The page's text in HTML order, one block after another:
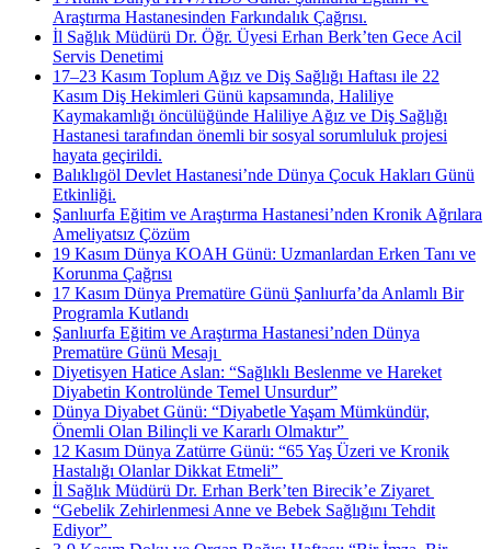
Araştırma Hastanesinden Farkındalık Çağrısı.
İl Sağlık Müdürü Dr. Öğr. Üyesi Erhan Berk’ten Gece Acil
Servis Denetimi
17–23 Kasım Toplum Ağız ve Diş Sağlığı Haftası ile 22
Kasım Diş Hekimleri Günü kapsamında, Haliliye
Kaymakamlığı öncülüğünde Haliliye Ağız ve Diş Sağlığı
Hastanesi tarafından önemli bir sosyal sorumluluk projesi
hayata geçirildi.
Balıklıgöl Devlet Hastanesi’nde Dünya Çocuk Hakları Günü
Etkinliği.
Şanlıurfa Eğitim ve Araştırma Hastanesi’nden Kronik Ağrılara
Ameliyatsız Çözüm
19 Kasım Dünya KOAH Günü: Uzmanlardan Erken Tanı ve
Korunma Çağrısı
17 Kasım Dünya Prematüre Günü Şanlıurfa’da Anlamlı Bir
Programla Kutlandı
Şanlıurfa Eğitim ve Araştırma Hastanesi’nden Dünya
Prematüre Günü Mesajı ​
Diyetisyen Hatice Aslan: “Sağlıklı Beslenme ve Hareket
Diyabetin Kontrolünde Temel Unsurdur”
Dünya Diyabet Günü: “Diyabetle Yaşam Mümkündür,
Önemli Olan Bilinçli ve Kararlı Olmaktır” ​
12 Kasım Dünya Zatürre Günü: “65 Yaş Üzeri ve Kronik
Hastalığı Olanlar Dikkat Etmeli” ​
İl Sağlık Müdürü Dr. Erhan Berk’ten Birecik’e Ziyaret ​
“Gebelik Zehirlenmesi Anne ve Bebek Sağlığını Tehdit
Ediyor” ​